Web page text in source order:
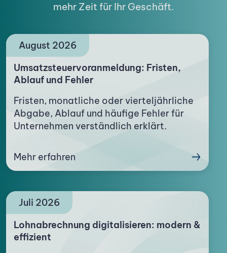
mehr Zeit für Ihr Geschäft.
August 2026
Umsatzsteuervoranmeldung: Fristen,
Ablauf und Fehler
Fristen, monatliche oder vierteljährliche
Abgabe, Ablauf und häufige Fehler für
Unternehmen verständlich erklärt.
Mehr erfahren
Juli 2026
Lohnabrechnung digitalisieren: modern &
effizient